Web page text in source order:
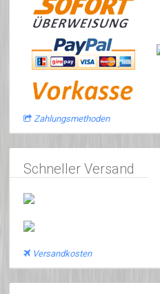
Zahlungsmethoden
Schneller Versand
Versandkosten